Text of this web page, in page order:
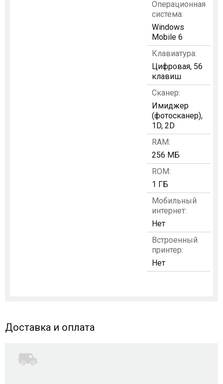
Операционная
система:
Windows
Mobile 6
Клавиатура:
Цифровая, 56
клавиш
Сканер:
Имиджер
(фотосканер),
1D, 2D
RAM:
256 МБ
ROM:
1 ГБ
Мобильный
интернет:
Нет
Встроенный
принтер:
Нет
Доставка и оплата